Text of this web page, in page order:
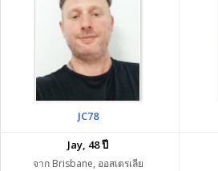
JC78
Jay, 48 ปี
จาก Brisbane, ออสเตรเลีย